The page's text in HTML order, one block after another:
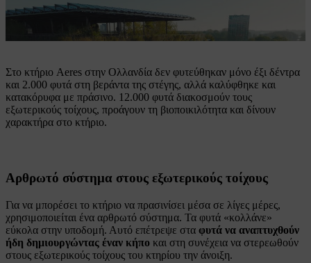
Η πιο πράσινη πανεπιστημιούπολη της Ολλανδίας βρίσκεται στο
Στο κτήριο Aeres στην Ολλανδία δεν φυτεύθηκαν μόνο έξι δέντρα
και 2.000 φυτά στη βεράντα της στέγης, αλλά καλύφθηκε και
κατακόρυφα με πράσινο. 12.000 φυτά διακοσμούν τους
εξωτερικούς τοίχους, προάγουν τη βιοποικιλότητα και δίνουν
χαρακτήρα στο κτήριο.
Αρθρωτό σύστημα στους εξωτερικούς τοίχους
Για να μπορέσει το κτήριο να πρασινίσει μέσα σε λίγες μέρες,
χρησιμοποιείται ένα αρθρωτό σύστημα. Τα φυτά «κολλάνε»
εύκολα στην υποδομή. Αυτό επέτρεψε στα φυτά να αναπτυχθούν
ήδη δημιουργώντας έναν κήπο και στη συνέχεια να στερεωθούν
στους εξωτερικούς τοίχους του κτηρίου την άνοιξη.